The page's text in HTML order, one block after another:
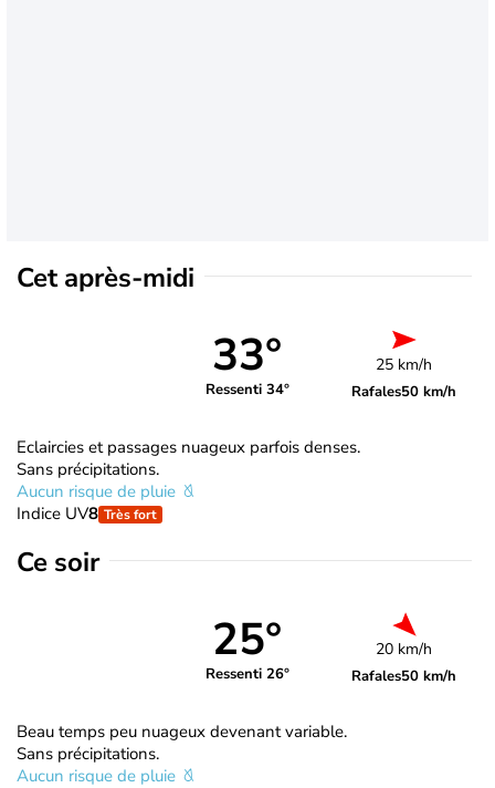
Cet après-midi
33°
Ressenti 34°
25 km/h
Rafales50 km/h
Eclaircies et passages nuageux parfois denses.
Sans précipitations.
Aucun risque de pluie
Indice UV8 Très fort
Ce soir
25°
Ressenti 26°
20 km/h
Rafales50 km/h
Beau temps peu nuageux devenant variable.
Sans précipitations.
Aucun risque de pluie